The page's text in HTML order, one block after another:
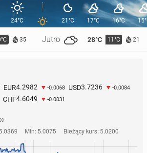
35 Jutro 28°C 11°C 21
24°C 21°C 17°C 16°C
EUR4.2982 -0.0068 USD3.7236 -0.0084
CHF4.6049 -0.0031